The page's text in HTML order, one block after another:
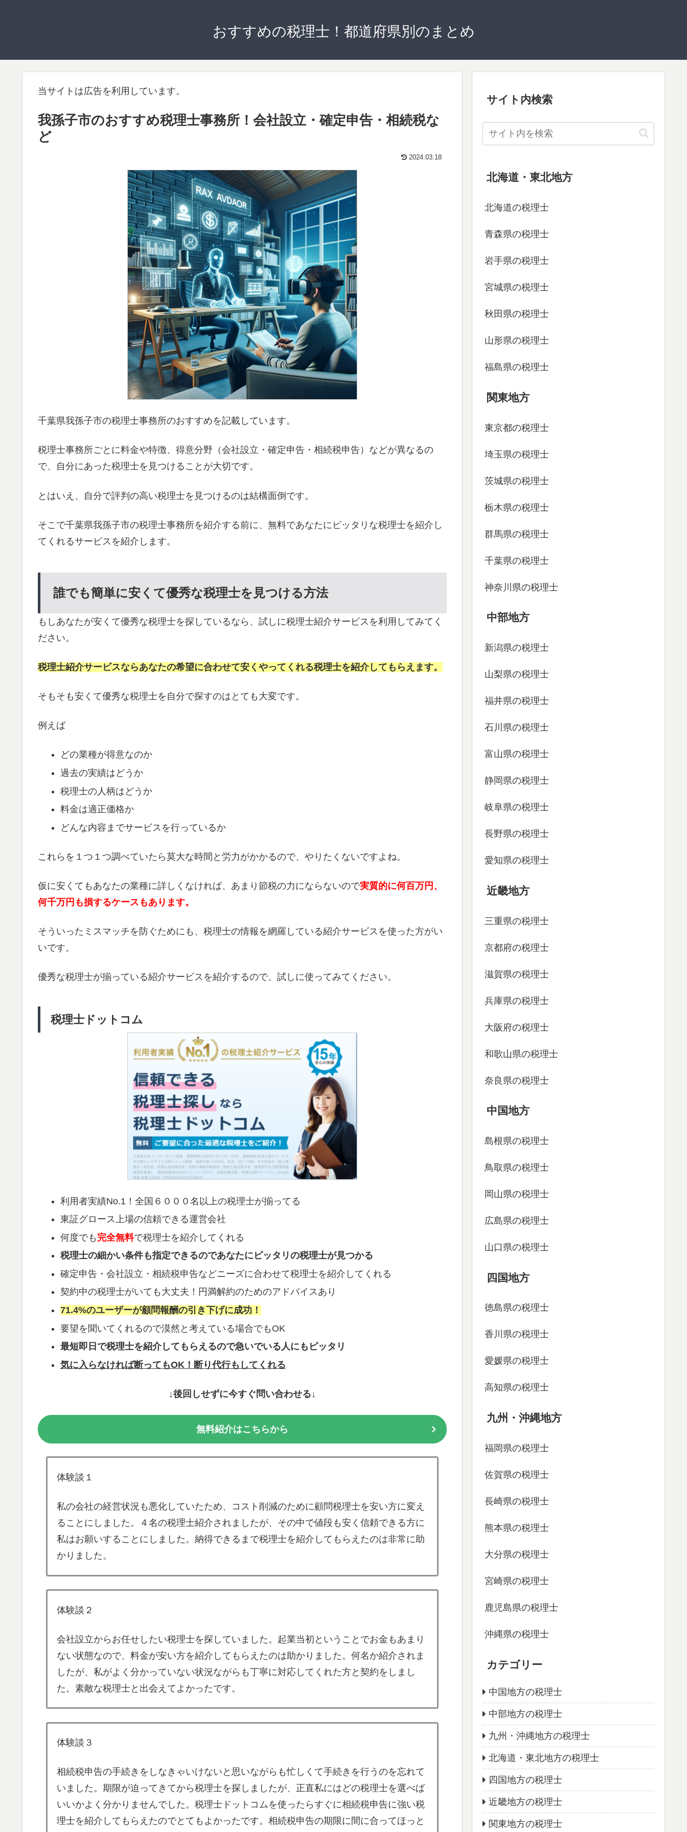
おすすめの税理士！都道府県別のまとめ
当サイトは広告を利用しています。
我孫子市のおすすめ税理士事務所！会社設立・確定申告・相続税な
ど
2024.03.18
千葉県我孫子市の税理士事務所のおすすめを記載しています。
税理士事務所ごとに料金や特徴、得意分野（会社設立・確定申告・相続税申告）などが異なるの
で、自分にあった税理士を見つけることが大切です。
とはいえ、自分で評判の高い税理士を見つけるのは結構面倒です。
そこで千葉県我孫子市の税理士事務所を紹介する前に、無料であなたにピッタリな税理士を紹介し
てくれるサービスを紹介します。
誰でも簡単に安くて優秀な税理士を見つける方法
もしあなたが安くて優秀な税理士を探しているなら、試しに税理士紹介サービスを利用してみてく
ださい。
税理士紹介サービスならあなたの希望に合わせて安くやってくれる税理士を紹介してもらえます。
そもそも安くて優秀な税理士を自分で探すのはとても大変です。
例えば
どの業種が得意なのか
過去の実績はどうか
税理士の人柄はどうか
料金は適正価格か
どんな内容までサービスを行っているか
これらを１つ１つ調べていたら莫大な時間と労力がかかるので、やりたくないですよね。
仮に安くてもあなたの業種に詳しくなければ、あまり節税の力にならないので実質的に何百万円、
何千万円も損するケースもあります。
そういったミスマッチを防ぐためにも、税理士の情報を網羅している紹介サービスを使った方がい
いです。
優秀な税理士が揃っている紹介サービスを紹介するので、試しに使ってみてください。
税理士ドットコム
利用者実績No.1！全国６０００名以上の税理士が揃ってる
東証グロース上場の信頼できる運営会社
何度でも 完全無料で税理士を紹介してくれる
税理士の細かい条件も指定できるのであなたにピッタリの税理士が見つかる
確定申告・会社設立・相続税申告などニーズに合わせて税理士を紹介してくれる
契約中の税理士がいても大丈夫！円満解約のためのアドバイスあり
71.4%のユーザーが顧問報酬の引き下げに成功！
要望を聞いてくれるので漠然と考えている場合でもOK
最短即日で税理士を紹介してもらえるので急いでいる人にもピッタリ
気に入らなければ断ってもOK！断り代行もしてくれる
↓後回しせずに今すぐ問い合わせる↓
無料紹介はこちらから
体験談１
私の会社の経営状況も悪化していたため、コスト削減のために顧問税理士を安い方に変え
ることにしました。４名の税理士紹介されましたが、その中で値段も安く信頼できる方に
私はお願いすることにしました。納得できるまで税理士を紹介してもらえたのは非常に助
かりました。
体験談２
会社設立からお任せしたい税理士を探していました。起業当初ということでお金もあまり
ない状態なので、料金が安い方を紹介してもらえたのは助かりました。何名か紹介されま
したが、私がよく分かっていない状況ながらも丁寧に対応してくれた方と契約をしまし
た。素敵な税理士と出会えてよかったです。
体験談３
相続税申告の手続きをしなきゃいけないと思いながらも忙しくて手続きを行うのを忘れて
いました。期限が迫ってきてから税理士を探しましたが、正直私にはどの税理士を選べば
いいかよく分かりませんでした。税理士ドットコムを使ったらすぐに相続税申告に強い税
理士を紹介してもらえたのでとてもよかったです。相続税申告の期限に間に合ってほっと
サイト内検索
北海道・東北地方
北海道の税理士
青森県の税理士
岩手県の税理士
宮城県の税理士
秋田県の税理士
山形県の税理士
福島県の税理士
関東地方
東京都の税理士
埼玉県の税理士
茨城県の税理士
栃木県の税理士
群馬県の税理士
千葉県の税理士
神奈川県の税理士
中部地方
新潟県の税理士
山梨県の税理士
福井県の税理士
石川県の税理士
富山県の税理士
静岡県の税理士
岐阜県の税理士
長野県の税理士
愛知県の税理士
近畿地方
三重県の税理士
京都府の税理士
滋賀県の税理士
兵庫県の税理士
大阪府の税理士
和歌山県の税理士
奈良県の税理士
中国地方
島根県の税理士
鳥取県の税理士
岡山県の税理士
広島県の税理士
山口県の税理士
四国地方
徳島県の税理士
香川県の税理士
愛媛県の税理士
高知県の税理士
九州・沖縄地方
福岡県の税理士
佐賀県の税理士
長崎県の税理士
熊本県の税理士
大分県の税理士
宮崎県の税理士
鹿児島県の税理士
沖縄県の税理士
カテゴリー
中国地方の税理士
中部地方の税理士
九州・沖縄地方の税理士
北海道・東北地方の税理士
四国地方の税理士
近畿地方の税理士
関東地方の税理士